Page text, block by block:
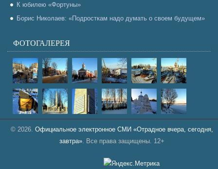
К юбилею «Фортуны»
Борис Николаев: «Подросткам надо думать о своем будущем»
ФОТОГАЛЕРЕЯ
© 2026. Официальное электронное СМИ «Отрадное вчера, сегодня,
завтра». Все права защищены. 12+